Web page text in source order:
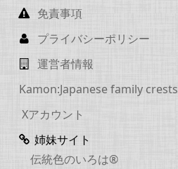
免責事項
プライバシーポリシー
運営者情報
Kamon:Japanese family crests
Xアカウント
姉妹サイト
伝統色のいろは®